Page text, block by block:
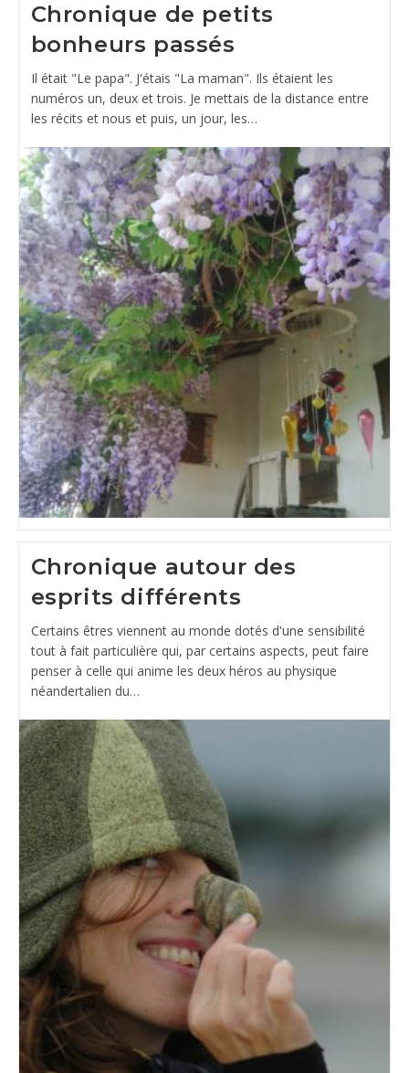
Chronique de petits
bonheurs passés
Il était "Le papa". J'étais "La maman". Ils étaient les
numéros un, deux et trois. Je mettais de la distance entre
les récits et nous et puis, un jour, les…
Chronique autour des
esprits différents
Certains êtres viennent au monde dotés d'une sensibilité
tout à fait particulière qui, par certains aspects, peut faire
penser à celle qui anime les deux héros au physique
néandertalien du…